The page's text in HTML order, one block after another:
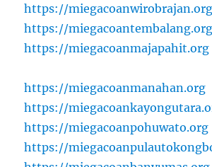
https://miegacoanwirobrajan.org
https://miegacoantembalang.org
https://miegacoanmajapahit.org
https://miegacoanmanahan.org
https://
https://miegacoanpohuwato.org
https://